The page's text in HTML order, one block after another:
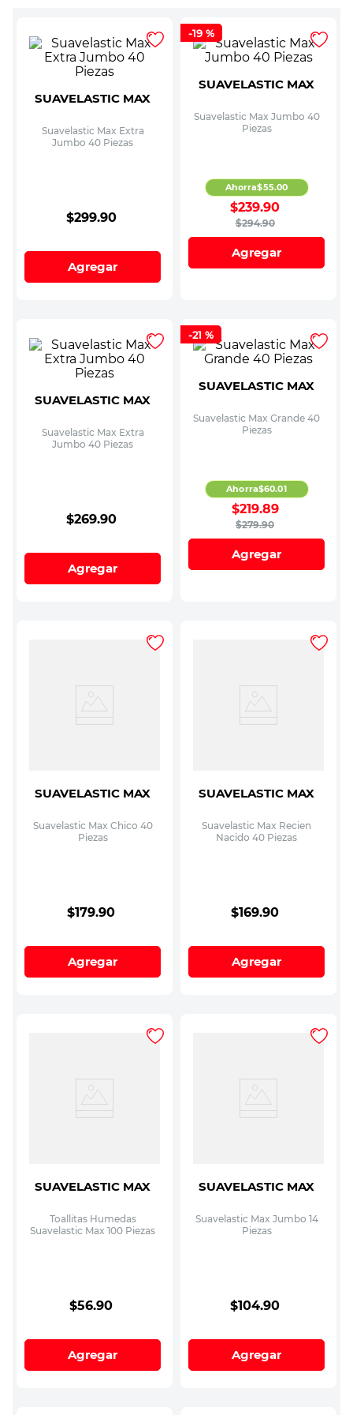
SUAVELASTIC MAX
Suavelastic Max Extra
Jumbo 40 Piezas
$299.90
Agregar
-19 %
SUAVELASTIC MAX
Suavelastic Max Jumbo 40
Piezas
$294.90
$239.90
Ahorra$55.00
Agregar
SUAVELASTIC MAX
Suavelastic Max Extra
Jumbo 40 Piezas
$269.90
Agregar
-21 %
SUAVELASTIC MAX
Suavelastic Max Grande 40
Piezas
$279.90
$219.89
Ahorra$60.01
Agregar
SUAVELASTIC MAX
Suavelastic Max Chico 40
Piezas
$179.90
Agregar
SUAVELASTIC MAX
Suavelastic Max Recien
Nacido 40 Piezas
$169.90
Agregar
SUAVELASTIC MAX
Toallitas Humedas
Suavelastic Max 100 Piezas
$56.90
Agregar
SUAVELASTIC MAX
Suavelastic Max Jumbo 14
Piezas
$104.90
Agregar